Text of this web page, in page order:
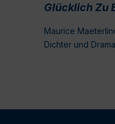
Glücklich Zu
Maurice
Dichter und